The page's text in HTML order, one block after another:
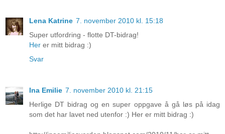
Lena Katrine 7. november 2010 kl. 15:18
Super utfordring - flotte DT-bidrag!
Her er mitt bidrag :)
Svar
Ina Emilie 7. november 2010 kl. 21:15
Herlige DT bidrag og en super oppgave å gå løs på idag
som det har lavet ned utenfor :) Her er mitt bidrag :)